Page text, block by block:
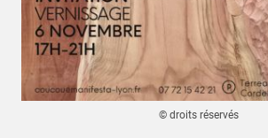
© droits réservés